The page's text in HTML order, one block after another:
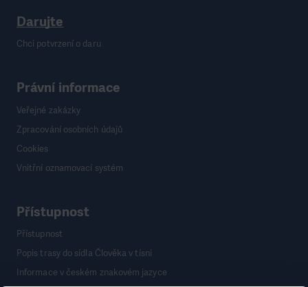
Darujte
Chci potvrzení o daru
Právní informace
Veřejné zakázky
Zpracování osobních údajů
Cookies
Vnitřní oznamovací systém
Přístupnost
Přístupnost
Popis trasy do sídla Člověka v tísni
Informace v českém znakovém jazyce